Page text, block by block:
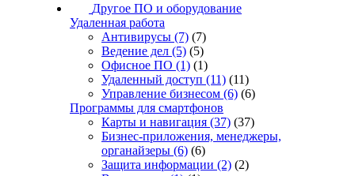
Другое ПО и оборудование
Удаленная работа
Антивирусы (7) (7)
Ведение дел (5) (5)
Офисное ПО (1) (1)
Удаленный доступ (11) (11)
Управление бизнесом (6) (6)
Программы для смартфонов
Карты и навигация (37) (37)
Бизнес-приложения, менеджеры,
органайзеры (6) (6)
Защита информации (2) (2)